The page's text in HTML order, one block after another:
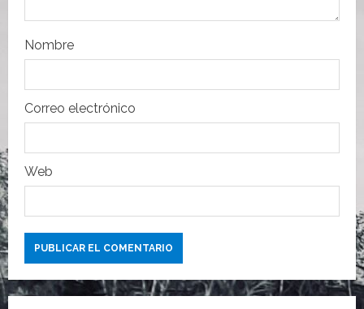
t
r
a
d
a
s
Nombre
Correo electrónico
Web